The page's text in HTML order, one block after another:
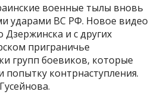
военные тылы вновь
ударами ВС РФ. Новое видео
Дзержинска и с других
приграничье
групп боевиков, которые
попытку контрнаступления.